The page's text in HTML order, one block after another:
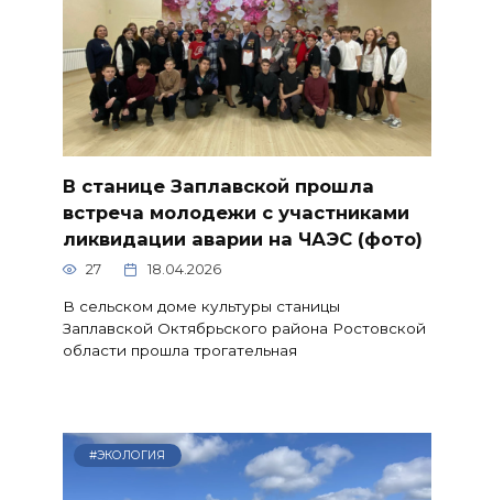
В станице Заплавской прошла
встреча молодежи с участниками
ликвидации аварии на ЧАЭС (фото)
27 18.04.2026
В сельском доме культуры станицы
Заплавской Октябрьского района Ростовской
области прошла трогательная
#ЭКОЛОГИЯ